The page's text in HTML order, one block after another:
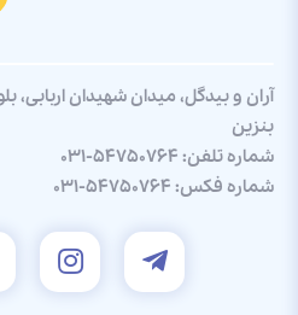
آران و بیدگل، میدان شهیدان اربابی،
بنزین
شماره تلفن: 031-54750764
شماره فکس: 031-54750764